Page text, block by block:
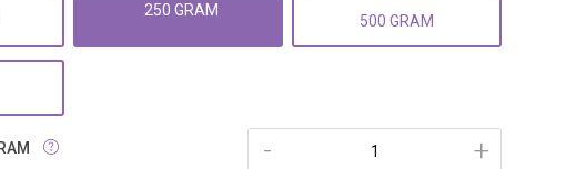
250 GRAM
500 GRAM
+
-